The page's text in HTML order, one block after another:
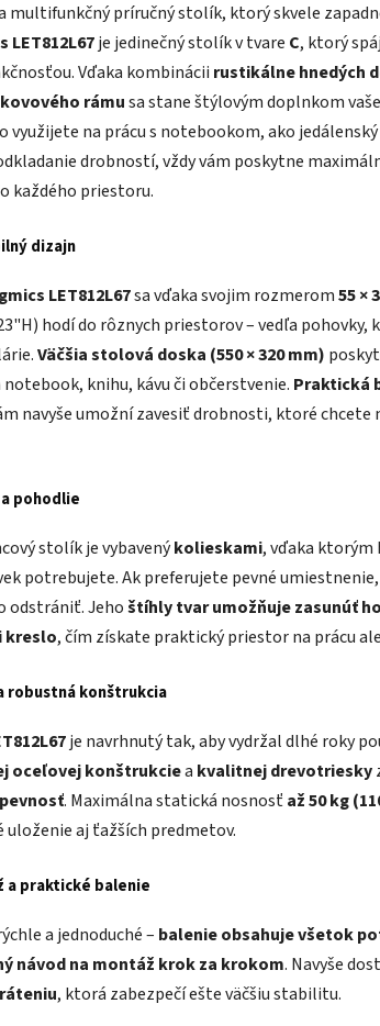
multifunkčný príručný stolík, ktorý skvele
LET812L67je jedinečný stolík v tvare C, ktorý
Vďaka kombinácii rustikálne hnedých
rámusa stane štýlovým doplnkom
využijete na prácu s notebookom, ako
drobností, vždy vám poskytne
každého priestoru.
dizajn
LET812L67sa vďaka svojim rozmerom55 ×
hodí do rôznych priestorov – vedľa pohovky,
Väčšia stolová doska (550 × 320 mm)
knihu, kávu či občerstvenie. Praktická
navyše umožní zavesiť drobnosti, ktoré chcete
pohodlie
stolík je vybavenýkolieskami, vďaka ktorým
potrebujete. Ak preferujete pevné
odstrániť. Jehoštíhly tvar umožňuje zasunúť
kreslo, čím získate praktický priestor na prácu
robustná konštrukcia
je navrhnutý tak, aby vydržal dlhé roky
oceľovej konštrukciea kvalitnej drevotriesky
. Maximálna statická nosnosťaž 50 kg
uloženie aj ťažších predmetov.
a praktické balenie
a jednoduché – balenie obsahuje všetok
návod na montáž krok za krokom. Navyše
, ktorá zabezpečí ešte väčšiu stabilitu.